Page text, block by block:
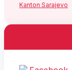
Kanton Sarajevo